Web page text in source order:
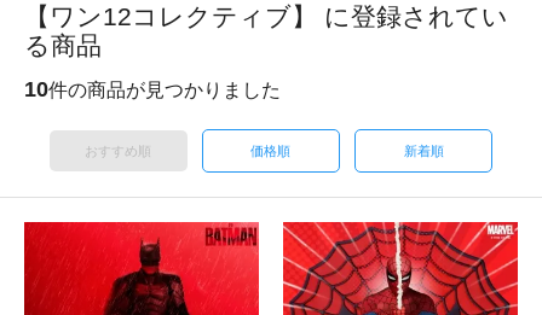
【ワン12コレクティブ】 に登録されてい
る商品
10件の商品が見つかりました
おすすめ順 価格順 新着順